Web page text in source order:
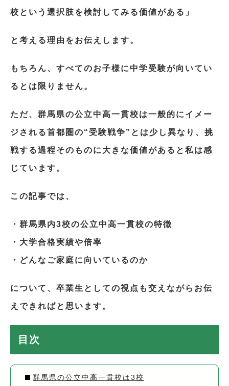
校という選択肢を検討してみる価値がある」
と考える理由をお伝えします。
もちろん、すべてのお子様に中学受験が向いてい
るとは限りません。
ただ、群馬県の公立中高一貫校は一般的にイメー
ジされる首都圏の“受験戦争”とは少し異なり、挑
戦する過程そのものに大きな価値があると私は感
じています。
この記事では、
・群馬県内3校の公立中高一貫校の特徴
・大学合格実績や倍率
・どんなご家庭に向いているのか
について、卒業生としての視点も交えながらお伝
えできればと思います。
目次
群馬県の公立中高一貫校は3校